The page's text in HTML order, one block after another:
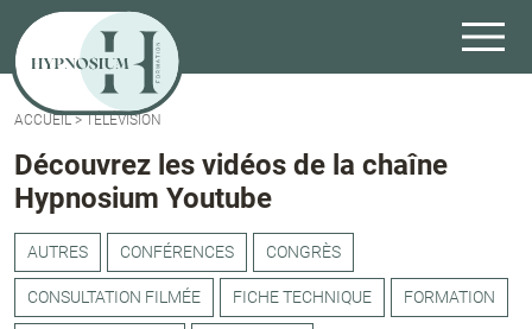
ACCUEIL>TÉLÉVISION
Découvrez les vidéos de la chaîne
Hypnosium Youtube
AUTRES CONFÉRENCES CONGRÈS
CONSULTATION FILMÉE FICHE TECHNIQUE FORMATION